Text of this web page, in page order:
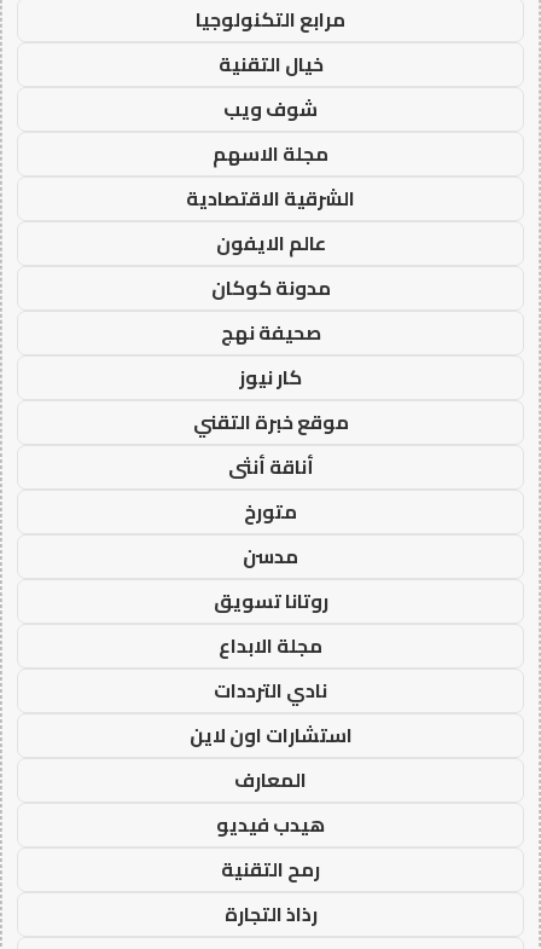
مرابع التكنولوجيا
خيال التقنية
شوف ويب
مجلة الاسهم
الشرقية الاقتصادية
عالم الايفون
مدونة كوكان
صحيفة نهج
كار نيوز
موقع خبرة التقني
أناقة أنثى
متورخ
مدسن
روتانا تسويق
مجلة الابداع
نادي الترددات
استشارات اون لاين
المعارف
هيدب فيديو
رمح التقنية
رذاذ التجارة